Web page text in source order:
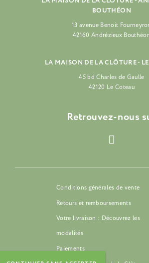
BOUTHÉON
13 avenue Benoit
42160 Andrézieux
LA MAISON DE LA CLÔTURE -
45 bd Charles de Gaulle
42120 Le Coteau
Retrouvez-nous
Conditions générales de vente
Retours et remboursements
Votre livraison : Découvrez les
modalités
Paiements